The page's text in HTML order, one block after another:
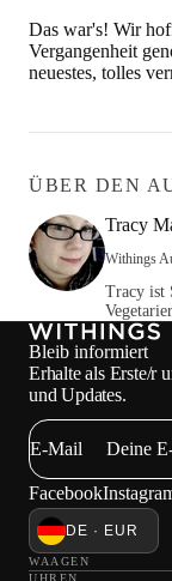
Das war's! Wir
Vergangenheit
neuestes, tolles
ÜBER DEN
Tracy
Withings
Tracy ist
Bleib informiert
Erhalte als Erste/r
und Updates.
E-Mail
Facebook
DE · EUR
WAAGEN